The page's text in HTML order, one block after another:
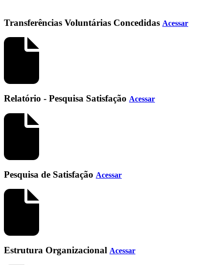
Transferências Voluntárias Concedidas Acessar
Relatório - Pesquisa Satisfação Acessar
Pesquisa de Satisfação Acessar
Estrutura Organizacional Acessar